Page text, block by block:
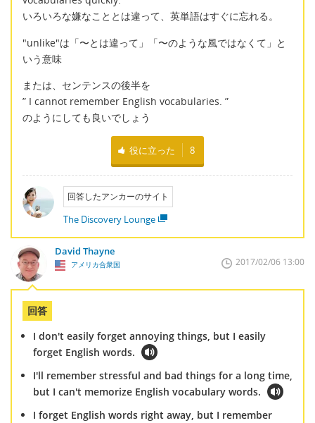
いろいろな嫌なこととは違って、英単語はすぐに忘れる。
"unlike"は「〜とは違って」「〜のような風ではなくて」と
いう意味
または、センテンスの後半を
” I cannot remember English vocabularies. ”
のようにしても良いでしょう
役に立った 8
回答したアンカーのサイト
The Discovery Lounge
David Thayne
アメリカ合衆国 2017/02/06 13:00
回答
I don't easily forget annoying things, but I easily
forget English words.
I'll remember stressful and bad things for a long time,
but I can't memorize English vocabulary words.
I forget English words right away, but I remember